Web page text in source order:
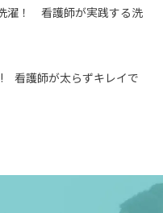
濯！ 看護師が実践する洗
看護師が太らずキレイで